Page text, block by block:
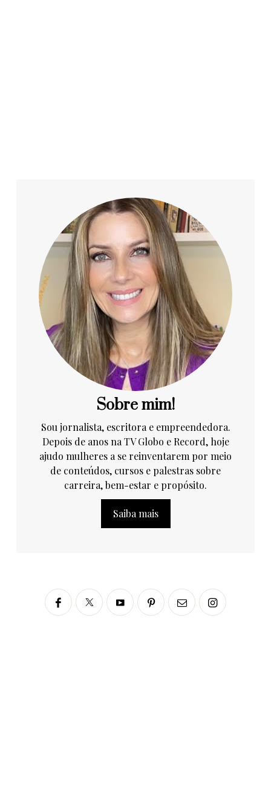
Sobre mim!
Sou jornalista, escritora e empreendedora.
Depois de anos na TV Globo e Record, hoje
ajudo mulheres a se reinventarem por meio
de conteúdos, cursos e palestras sobre
carreira, bem-estar e propósito.
Saiba mais